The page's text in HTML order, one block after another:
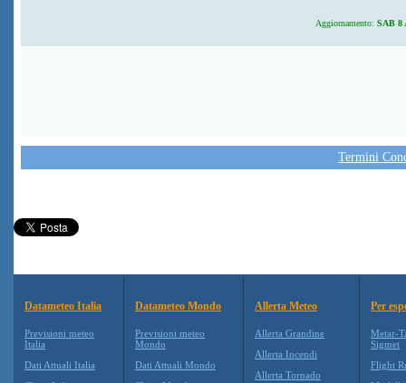
Aggiornamento: SAB 8
Termini
Datameteo Italia
Previsioni meteo
Italia
Dati Attuali Italia
Datameteo Mondo
Previsioni meteo
Mondo
Dati Attuali Mondo
Allerta Meteo
Allerta Grandine
Allerta Incendi
Allerta Tornado
Per
Metar-
Sigmet
Flight